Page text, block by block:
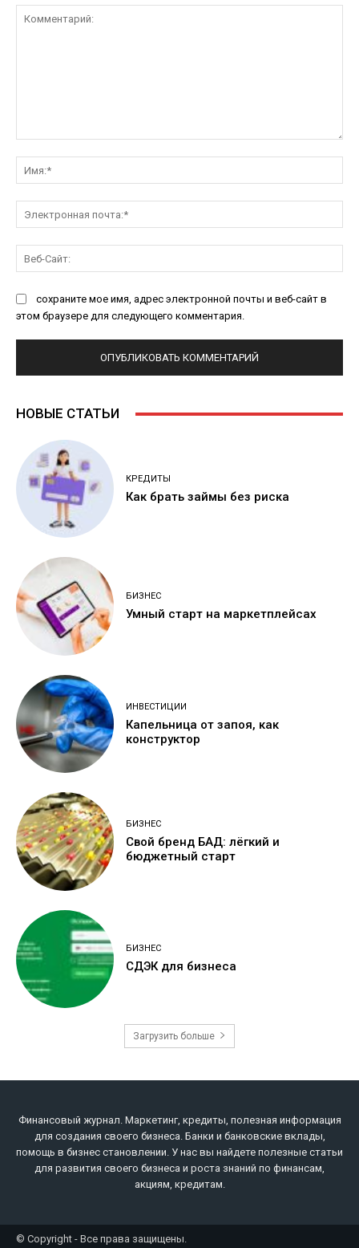
сохраните мое имя, адрес электронной почты и веб-сайт в
этом браузере для следующего комментария.
НОВЫЕ СТАТЬИ
КРЕДИТЫ
Как брать займы без риска
БИЗНЕС
Умный старт на маркетплейсах
ИНВЕСТИЦИИ
Капельница от запоя, как
конструктор
БИЗНЕС
Свой бренд БАД: лёгкий и
бюджетный старт
БИЗНЕС
СДЭК для бизнеса
Загрузить больше
Финансовый журнал. Маркетинг, кредиты, полезная информация
для создания своего бизнеса. Банки и банковские вклады,
помощь в бизнес становлении. У нас вы найдете полезные статьи
для развития своего бизнеса и роста знаний по финансам,
акциям, кредитам.
© Copyright - Все права защищены.